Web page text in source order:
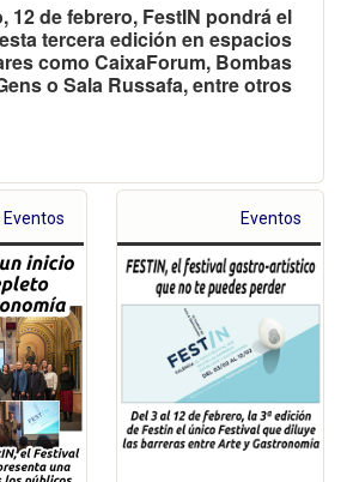
12 de febrero, FestIN pondrá el
tercera edición en espacios
como CaixaForum, Bombas
o Sala Russafa, entre otros
Eventos Eventos